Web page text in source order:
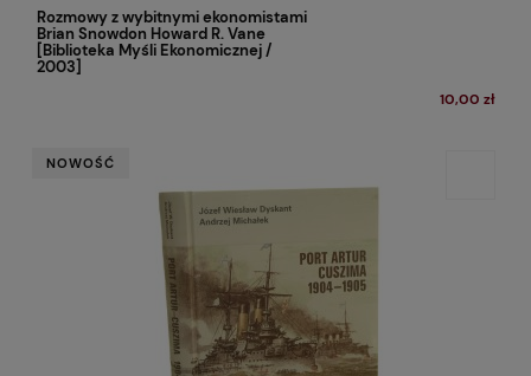
Rozmowy z wybitnymi ekonomistami
Brian Snowdon Howard R. Vane
[Biblioteka Myśli Ekonomicznej /
2003]
10,00 zł
NOWOŚĆ